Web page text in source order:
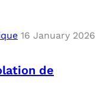
16 January 2026
de